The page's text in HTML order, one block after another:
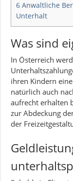
6 Anwaltliche
Unterhalt
Was sind
In Österreich
ihren Kindern
natürlich auch
aufrecht erhalten
zur Abdeckung
der